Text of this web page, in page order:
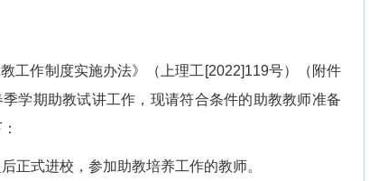
工作制度实施办法》（上理工 [2022]119号）（附件
季学期助教试讲工作，现请符合条件的助教教师准备
后正式进校，参加助教培养工作的教师。